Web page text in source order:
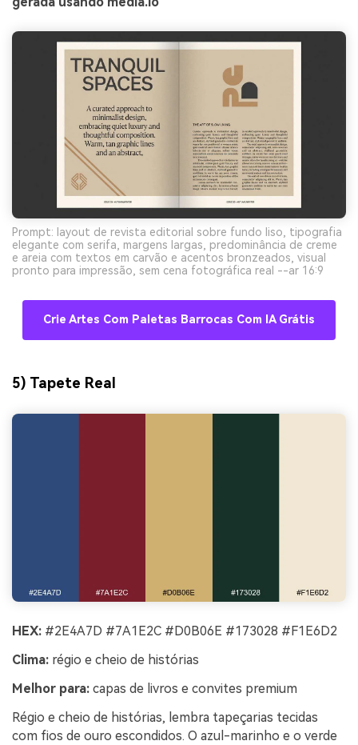
Prompt: layout de revista editorial sobre fundo liso, tipografia
elegante com serifa, margens largas, predominância de creme
e areia com textos em carvão e acentos bronzeados, visual
pronto para impressão, sem cena fotográfica real --ar 16:9
Crie Artes Com Paletas Barrocas Com IA Grátis
5) Tapete Real
HEX: #2E4A7D #7A1E2C #D0B06E #173028 #F1E6D2
Clima: régio e cheio de histórias
Melhor para: capas de livros e convites premium
Régio e cheio de histórias, lembra tapeçarias tecidas
com fios de ouro escondidos. O azul-marinho e o verde